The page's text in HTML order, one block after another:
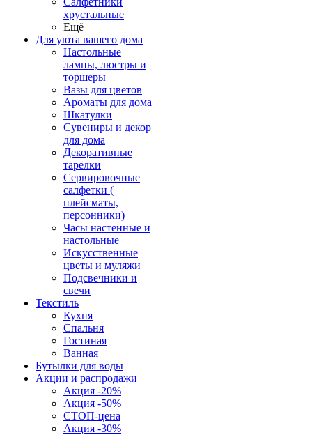
хрустальные
Ещё
Для уюта вашего дома
Настольные
лампы, люстры и
торшеры
Вазы для цветов
Ароматы для дома
Шкатулки
Сувениры и декор
для дома
Декоративные
тарелки
Сервировочные
салфетки (
плейсматы,
персонники)
Часы настенные и
настольные
Искусственные
цветы и муляжи
Подсвечники и
свечи
Текстиль
Кухня
Спальня
Гостиная
Ванная
Бутылки для воды
Акции и распродажи
Акция -20%
Акция -50%
СТОП-цена
Акция -30%